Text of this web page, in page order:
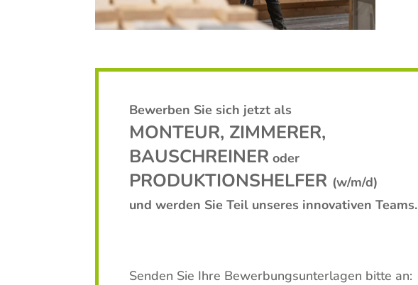
Bewerben Sie sich jetzt als
MONTEUR, ZIMMERER,
BAUSCHREINER oder
PRODUKTIONSHELFER (w/m/d)
und werden Sie Teil unseres innovativen Teams.
Senden Sie Ihre Bewerbungsunterlagen bitte an: